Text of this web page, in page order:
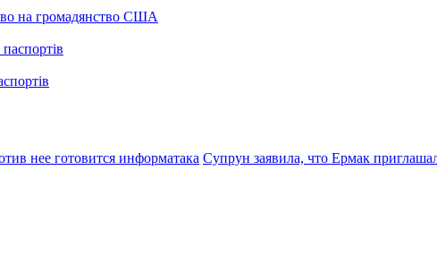
на громадянство США
нее готовится информатака Супрун заявила, что Ермак